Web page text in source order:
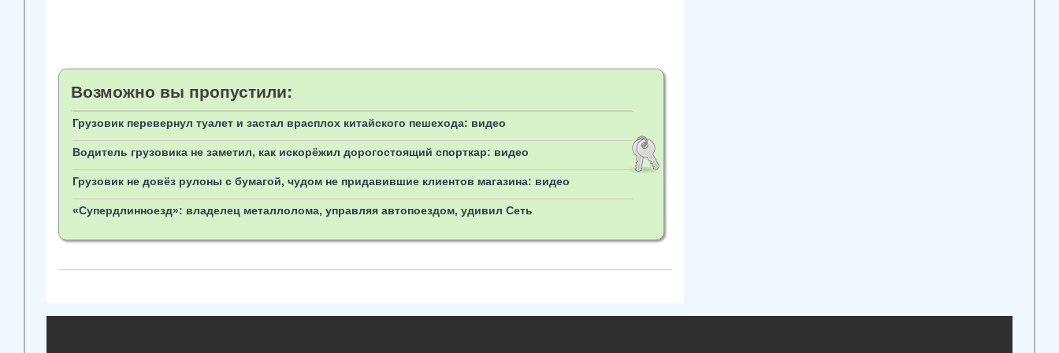
Возможно вы пропустили:
Грузовик перевернул туалет и застал врасплох китайского пешехода: видео
Водитель грузовика не заметил, как искорёжил дорогостоящий спорткар: видео
Грузовик не довёз рулоны с бумагой, чудом не придавившие клиентов магазина: видео
«Супердлинноезд»: владелец металлолома, управляя автопоездом, удивил Сеть